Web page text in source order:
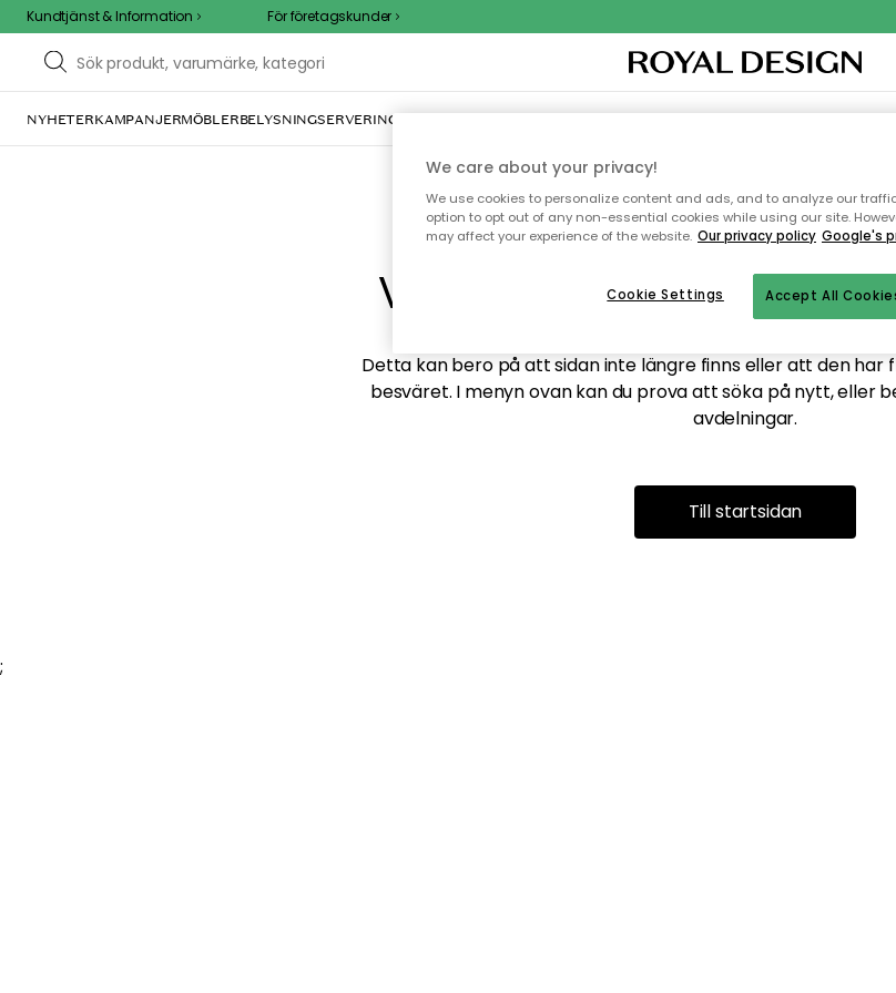
Kundtjänst & Information För företagskunder
NYHETERKAMPANJERMÖBLERBELYSNINGSERVERING INREDNINGTEXTIL & MATTORKÖKETFÖRVARINGUTEMÖBLER
Vi hittar tyvärr inte
Detta kan bero på att sidan inte längre finns eller att den har
besväret. I menyn ovan kan du prova att söka på nytt, eller
avdelningar.
Till startsidan
;
We care about your privacy!
We use cookies to personalize content and ads, and to analyze our
option to opt out of any non-essential cookies while using our site.
may affect your experience of the website. Our privacy policy Google's
Accept All
Cookie Settings